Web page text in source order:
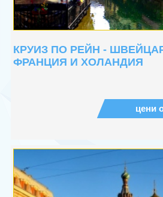
КРУИЗ ПО РЕЙН -
ФРАНЦИЯ И ХОЛАНДИЯ
цени